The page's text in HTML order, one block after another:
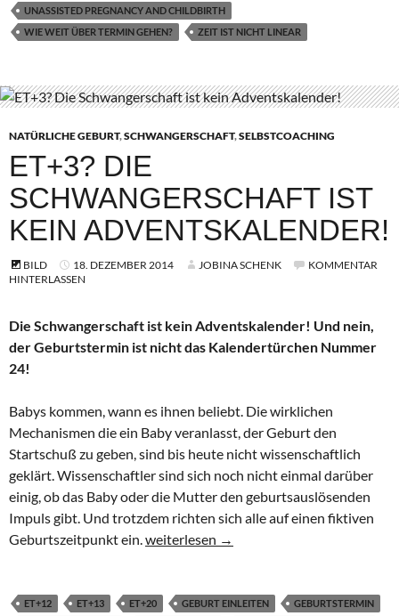
UNASSISTED PREGNANCY AND CHILDBIRTH
WIE WEIT ÜBER TERMIN GEHEN?
ZEIT IST NICHT LINEAR
NATÜRLICHE GEBURT,SCHWANGERSCHAFT,SELBSTCOACHING
ET+3? DIE
SCHWANGERSCHAFT IST
KEIN ADVENTSKALENDER!
BILD 18. DEZEMBER 2014 JOBINA SCHENK
KOMMENTAR
HINTERLASSEN
Die Schwangerschaft ist kein Adventskalender! Und nein,
der Geburtstermin ist nicht das Kalendertürchen Nummer
24!
Babys kommen, wann es ihnen beliebt. Die wirklichen
Mechanismen die ein Baby veranlasst, der Geburt den
Startschuß zu geben, sind bis heute nicht wissenschaftlich
geklärt. Wissenschaftler sind sich noch nicht einmal darüber
einig, ob das Baby oder die Mutter den geburtsauslösenden
Impuls gibt. Und trotzdem richten sich alle auf einen fiktiven
Geburtszeitpunkt ein.ET+3? Die Schwangerschaft ist kein
weiterlesen →
ET+12 ET+13 ET+20 GEBURT EINLEITEN
GEBURTSTERMIN